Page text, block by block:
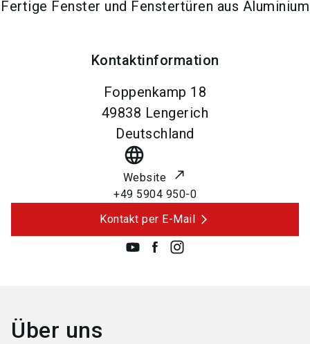
Fertige Fenster und Fenstertüren aus Aluminium
Kontaktinformation
Foppenkamp 18
49838 Lengerich
Deutschland
language
Website
+49 5904 950-0
Kontakt per E-Mail
Über uns